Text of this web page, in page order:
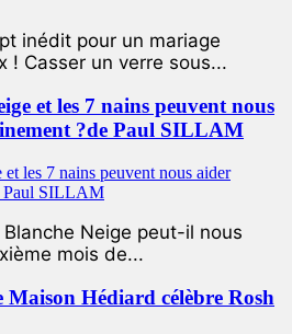
inédit pour un mariage
! Casser un verre sous...
et les 7 nains peuvent nous
?de Paul SILLAM
Neige peut-il nous
mois de...
Maison Hédiard célèbre Rosh